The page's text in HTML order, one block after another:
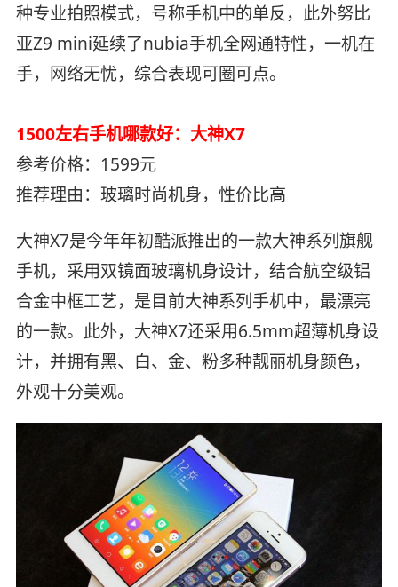
种专业拍照模式，号称手机中的单反，此外努比
亚Z9 mini延续了nubia手机全网通特性，一机在
手，网络无忧，综合表现可圈可点。
1500左右手机哪款好：大神X7
参考价格：1599元
推荐理由：玻璃时尚机身，性价比高
大神X7是今年年初酷派推出的一款大神系列旗舰
手机，采用双镜面玻璃机身设计，结合航空级铝
合金中框工艺，是目前大神系列手机中，最漂亮
的一款。此外，大神X7还采用6.5mm超薄机身设
计，并拥有黑、白、金、粉多种靓丽机身颜色，
外观十分美观。